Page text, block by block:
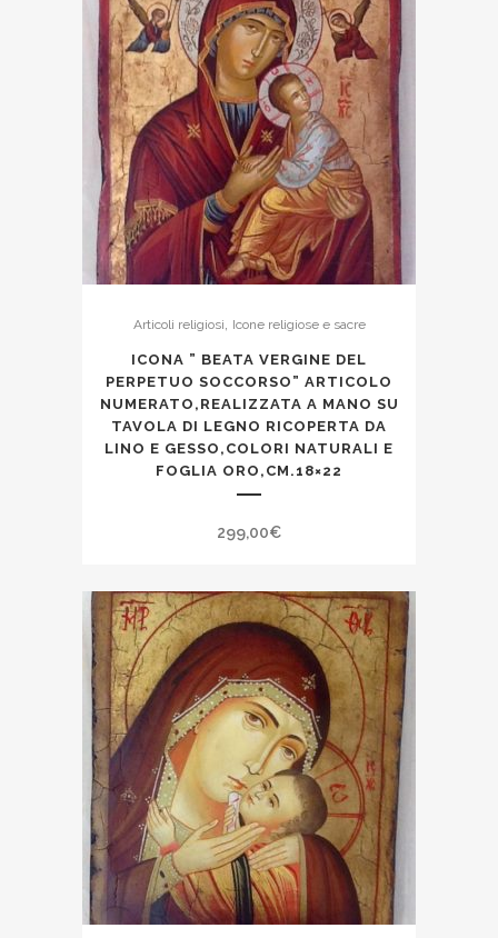
Articoli religiosi Icone religiose e sacre
ICONA ” BEATA VERGINE DEL
PERPETUO SOCCORSO” ARTICOLO
NUMERATO,REALIZZATA A MANO SU
TAVOLA DI LEGNO RICOPERTA DA
LINO E GESSO,COLORI NATURALI E
FOGLIA ORO,CM.18×22
299,00€